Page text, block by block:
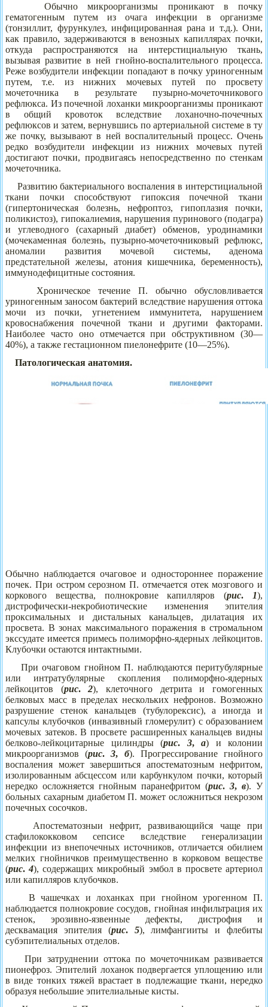
Обычно микроорганизмы проникают в почку
гематогенным путем из очага инфекции в организме
(тонзиллит, фурункулез, инфицированная рана и т.д.). Они,
как правило, задерживаются в венозных капиллярах почки,
откуда распространяются на интерстициальную ткань,
вызывая развитие в ней гнойно-воспалительного процесса.
Реже возбудители инфекции попадают в почку уриногенным
путем, т.е. из нижних мочевых путей по просвету
мочеточника в результате пузырно-мочеточникового
рефлюкса. Из почечной лоханки микроорганизмы проникают
в общий кровоток вследствие лоханочно-почечных
рефлюксов и затем, вернувшись по артериальной системе в ту
же почку, вызывают в ней воспалительный процесс. Очень
редко возбудители инфекции из нижних мочевых путей
достигают почки, продвигаясь непосредственно по стенкам
мочеточника.
Развитию бактериального воспаления в интерстициальной
ткани почки способствуют гипоксия почечной ткани
(гипертоническая болезнь, нефроптоз, гипоплазия почки,
поликистоз), гипокалиемия, нарушения пуринового (подагра)
и углеводного (сахарный диабет) обменов, уродинамики
(мочекаменная болезнь, пузырно-мочеточниковый рефлюкс,
аномалии развития мочевой системы, аденома
предстательной железы, атония кишечника, беременность),
иммунодефицитные состояния.
Хроническое течение П. обычно обусловливается
уриногенным заносом бактерий вследствие нарушения оттока
мочи из почки, угнетением иммунитета, нарушением
кровоснабжения почечной ткани и другими факторами.
Наиболее часто оно отмечается при обструктивном (30—
40%), а также гестационном пиелонефрите (10—25%).
Патологическая анатомия.
Обычно наблюдается очаговое и одностороннее поражение
почек. При остром серозном П. отмечается отек мозгового и
коркового вещества, полнокровие капилляров (рис. 1),
дистрофически-некробиотические изменения эпителия
проксимальных и дистальных канальцев, дилатация их
просвета. В зонах максимального поражения в стромальном
экссудате имеется примесь полиморфно-ядерных лейкоцитов.
Клубочки остаются интактными.
При очаговом гнойном П. наблюдаются перитубулярные
или интратубулярные скопления полиморфно-ядерных
лейкоцитов (рис.2), клеточного детрита и гомогенных
белковых масс в пределах нескольких нефронов. Возможно
разрушение стенок канальцев (тубулорексис), а иногда и
капсулы клубочков (инвазивный гломерулит) с образованием
мочевых затеков. В просвете расширенных канальцев видны
белково-лейкоцитарные цилиндры (рис. 3,а) и колонии
микроорганизмов (рис. 3, б). Прогрессирование гнойного
воспаления может завершиться апостематозным нефритом,
изолированным абсцессом или карбункулом почки, который
нередко осложняется гнойным паранефритом (рис. 3, в). У
больных сахарным диабетом П. может осложниться некрозом
почечных сосочков.
Апостематозныи нефрит, развивающийся чаще при
стафилококковом сепсисе вследствие генерализации
инфекции из внепочечных источников, отличается обилием
мелких гнойничков преимущественно в корковом веществе
(рис. 4), содержащих микробный эмбол в просвете артериол
или капилляров клубочков.
В чашечках и лоханках при гнойном урогенном П.
наблюдается полнокровие сосудов, гнойная инфильтрация их
стенок, эрозивно-язвенные дефекты, дистрофия и
десквамация эпителия (рис.5), лимфангииты и флебиты
субэпителиальных отделов.
При затруднении оттока по мочеточникам развивается
пионефроз. Эпителий лоханок подвергается уплощению или
в виде тонких тяжей врастает в подлежащие ткани, нередко
образуя небольшие эпителиальные кисты.